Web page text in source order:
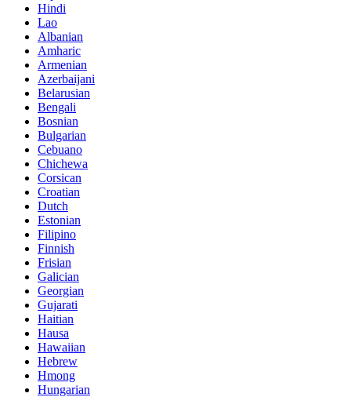
Hindi
Lao
Albanian
Amharic
Armenian
Azerbaijani
Belarusian
Bengali
Bosnian
Bulgarian
Cebuano
Chichewa
Corsican
Croatian
Dutch
Estonian
Filipino
Finnish
Frisian
Galician
Georgian
Gujarati
Haitian
Hausa
Hawaiian
Hebrew
Hmong
Hungarian